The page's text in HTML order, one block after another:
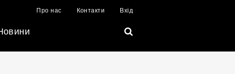
Про нас Контакти Вхід